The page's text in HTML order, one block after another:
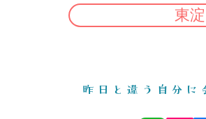
東
昨日と違う自分